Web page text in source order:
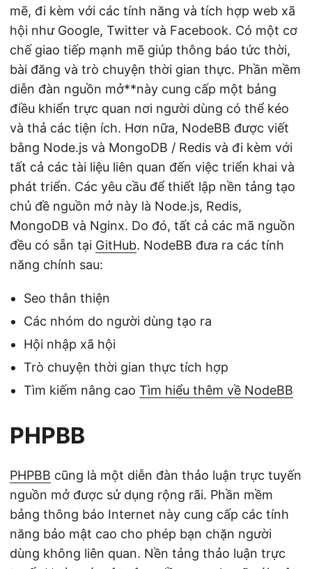
mẽ, đi kèm với các tính năng và tích hợp web xã
hội như Google, Twitter và Facebook. Có một cơ
chế giao tiếp mạnh mẽ giúp thông báo tức thời,
bài đăng và trò chuyện thời gian thực. Phần mềm
diễn đàn nguồn mở**này cung cấp một bảng
điều khiển trực quan nơi người dùng có thể kéo
và thả các tiện ích. Hơn nữa, NodeBB được viết
bằng Node.js và MongoDB / Redis và đi kèm với
tất cả các tài liệu liên quan đến việc triển khai và
phát triển. Các yêu cầu để thiết lập nền tảng tạo
chủ đề nguồn mở này là Node.js, Redis,
MongoDB và Nginx. Do đó, tất cả các mã nguồn
đều có sẵn tại GitHub. NodeBB đưa ra các tính
năng chính sau:
Seo thân thiện
Các nhóm do người dùng tạo ra
Hội nhập xã hội
Trò chuyện thời gian thực tích hợp
Tìm kiếm nâng cao Tìm hiểu thêm về NodeBB
PHPBB
PHPBB cũng là một diễn đàn thảo luận trực tuyến
nguồn mở được sử dụng rộng rãi. Phần mềm
bảng thông báo Internet này cung cấp các tính
năng bảo mật cao cho phép bạn chặn người
dùng không liên quan. Nền tảng thảo luận trực